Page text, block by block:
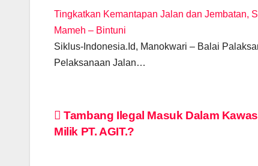
Tingkatkan Kemantapan Jalan dan Jembatan,
Mameh – Bintuni
Siklus-Indonesia.Id, Manokwari – Balai
Pelaksanaan Jalan…
Post
Tambang Ilegal Masuk Dalam
Milik PT. AGIT.?